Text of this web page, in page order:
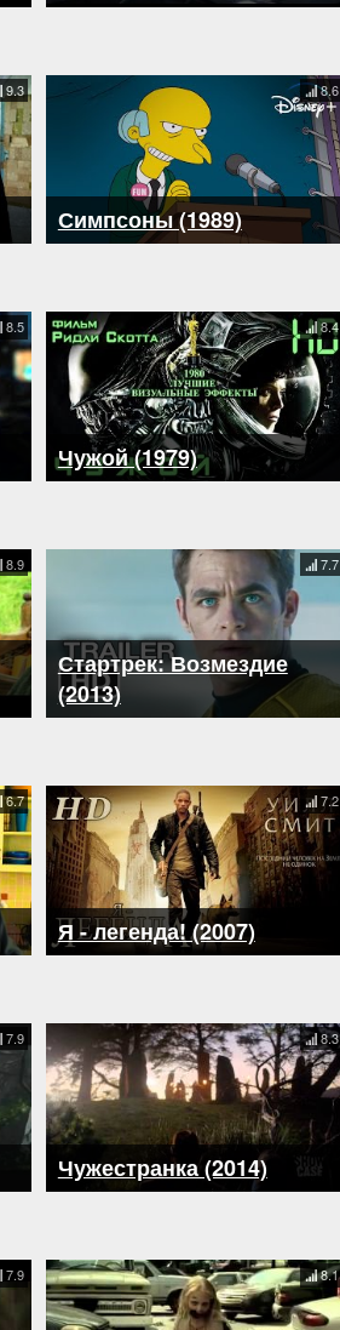
9.3
Симпсоны (1989)
8.6
8.5
Чужой (1979)
8.4
8.9
Стартрек: Возмездие
(2013)
7.7
6.7
Я - легенда! (2007)
7.2
7.9
Чужестранка (2014)
8.3
7.9 8.1